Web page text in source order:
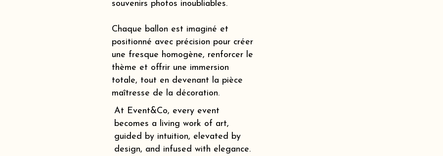
souvenirs photos inoubliables.
Chaque ballon est imaginé et
positionné avec précision pour créer
une fresque homogène, renforcer le
thème et offrir une immersion
totale, tout en devenant la pièce
maîtresse de la décoration.
At Event&Co, every event
becomes a living work of art,
guided by intuition, elevated by
design, and infused with elegance.